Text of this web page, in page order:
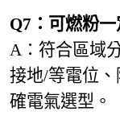
Q7：可燃粉
A：符合區域
接地/等電位
確電氣選型。